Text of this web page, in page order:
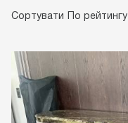
Сортувати По рейтингу